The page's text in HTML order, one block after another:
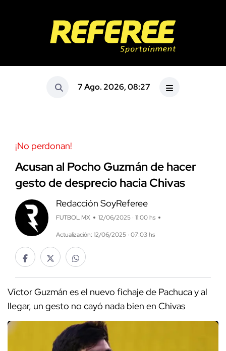
7 Ago. 2026, 08:27
¡No perdonan!
Acusan al Pocho Guzmán de hacer
gesto de desprecio hacia Chivas
Redacción SoyReferee
FUTBOL MX 12/06/2025 · 11:00 hs
Actualización: 12/06/2025 · 07:03 hs
Víctor Guzmán es el nuevo fichaje de Pachuca y al
llegar, un gesto no cayó nada bien en Chivas